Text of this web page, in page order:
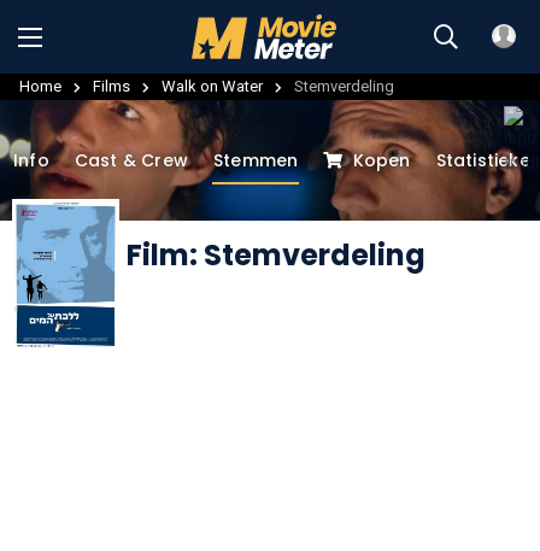
Home Films Walk on Water Stemverdeling
Film: Stemverdeling
Info Cast & Crew Stemmen Kopen